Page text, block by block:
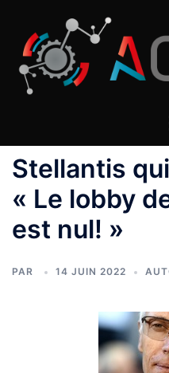
contenu
Stellantis
« Le lobby
est nul! »
PAR 14 JUIN 2022